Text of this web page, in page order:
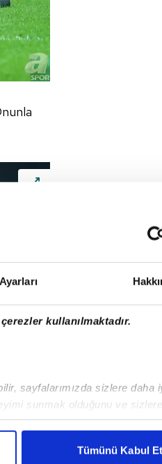
kullanılmaktadır.
sayfalarımızda sizlere daha
sunmak olduğunu ve
reklamların maliyetlerimizi
Tümünü Kabul Et